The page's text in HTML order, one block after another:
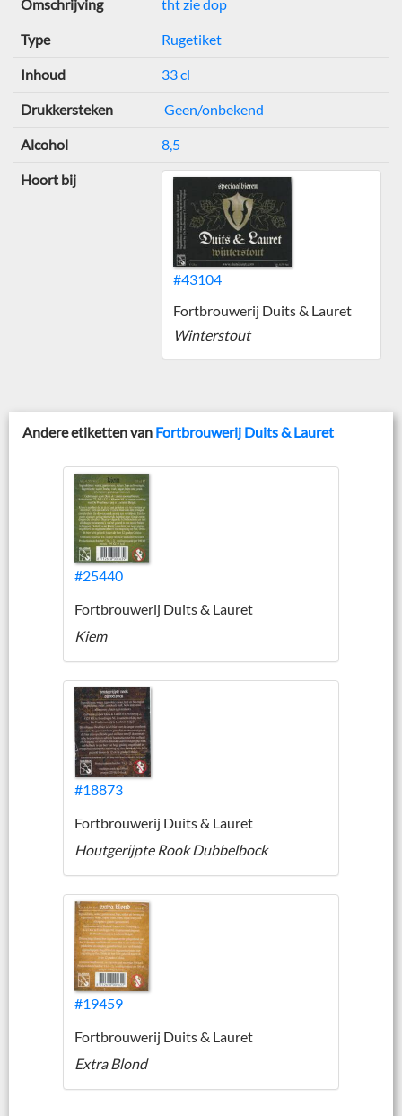
Omschrijving tht zie dop
Type Rugetiket
Inhoud 33 cl
Drukkersteken Geen/onbekend
Alcohol 8,5
Hoort bij
#43104
Fortbrouwerij Duits & Lauret
Winterstout
Andere etiketten van Fortbrouwerij Duits & Lauret
#25440
Fortbrouwerij Duits & Lauret
Kiem
#18873
Fortbrouwerij Duits & Lauret
Houtgerijpte Rook Dubbelbock
#19459
Fortbrouwerij Duits & Lauret
Extra Blond